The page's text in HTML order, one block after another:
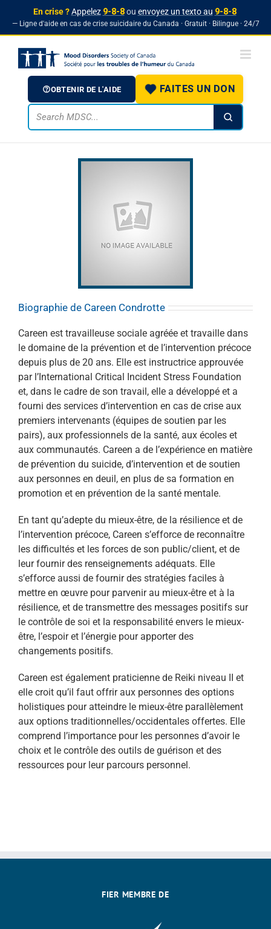
En crise ? Appelez 9-8-8 ou envoyez un texto au 9-8-8
— Ligne d'aide en cas de crise suicidaire du Canada · Gratuit · Bilingue · 24/7
content
OBTENIR DE L'AIDE FAITES UN DON
Biographie de Careen Condrotte
Careen est travailleuse sociale agréée et travaille dans
le domaine de la prévention et de l’intervention précoce
depuis plus de 20 ans. Elle est instructrice approuvée
par l’International Critical Incident Stress Foundation
et, dans le cadre de son travail, elle a développé et a
fourni des services d’intervention en cas de crise aux
premiers intervenants (équipes de soutien par les
pairs), aux professionnels de la santé, aux écoles et
aux communautés. Careen a de l’expérience en matière
de prévention du suicide, d’intervention et de soutien
aux personnes en deuil, en plus de sa formation en
promotion et en prévention de la santé mentale.
En tant qu’adepte du mieux-être, de la résilience et de
l’intervention précoce, Careen s’efforce de reconnaître
les difficultés et les forces de son public/client, et de
leur fournir des renseignements adéquats. Elle
s’efforce aussi de fournir des stratégies faciles à
mettre en œuvre pour parvenir au mieux-être et à la
résilience, et de transmettre des messages positifs sur
le contrôle de soi et la responsabilité envers le mieux-
être, l’espoir et l’énergie pour apporter des
changements positifs.
Careen est également praticienne de Reiki niveau II et
elle croit qu’il faut offrir aux personnes des options
holistiques pour atteindre le mieux-être parallèlement
aux options traditionnelles/occidentales offertes. Elle
comprend l’importance pour les personnes d’avoir le
choix et le contrôle des outils de guérison et des
ressources pour leur parcours personnel.
FIER MEMBRE DE